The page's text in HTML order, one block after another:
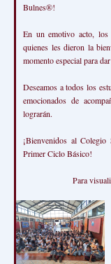
Bulnes®!
En un emotivo acto, los
quienes les dieron la
momento especial para
Deseamos a todos los
emocionados de
lograrán.
¡Bienvenidos al
Primer Ciclo Básico!
Para